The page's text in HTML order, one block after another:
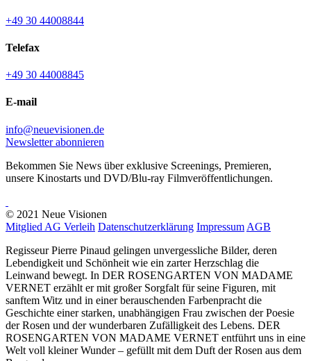
+49 30 44008844
Telefax
+49 30 44008845
E-mail
info@neuevisionen.de
Newsletter abonnieren
Bekommen Sie News über exklusive Screenings, Premieren,
unsere Kinostarts und DVD/Blu-ray Filmveröffentlichungen.
© 2021 Neue Visionen
Mitglied AG Verleih Datenschutzerklärung Impressum AGB
Regisseur Pierre Pinaud gelingen unvergessliche Bilder, deren
Lebendigkeit und Schönheit wie ein zarter Herzschlag die
Leinwand bewegt. In DER ROSENGARTEN VON MADAME
VERNET erzählt er mit großer Sorgfalt für seine Figuren, mit
sanftem Witz und in einer berauschenden Farbenpracht die
Geschichte einer starken, unabhängigen Frau zwischen der Poesie
der Rosen und der wunderbaren Zufälligkeit des Lebens. DER
ROSENGARTEN VON MADAME VERNET entführt uns in eine
Welt voll kleiner Wunder – gefüllt mit dem Duft der Rosen aus dem